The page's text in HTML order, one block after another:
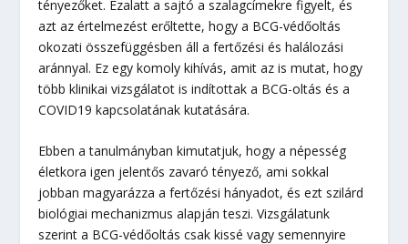
tényezőket. Ezalatt a sajtó a szalagcímekre figyelt, és
azt az értelmezést erőltette, hogy a BCG-védőoltás
okozati összefüggésben áll a fertőzési és halálozási
aránnyal. Ez egy komoly kihívás, amit az is mutat, hogy
több klinikai vizsgálatot is indítottak a BCG-oltás és a
COVID19 kapcsolatának kutatására.
Ebben a tanulmányban kimutatjuk, hogy a népesség
életkora igen jelentős zavaró tényező, ami sokkal
jobban magyarázza a fertőzési hányadot, és ezt szilárd
biológiai mechanizmus alapján teszi. Vizsgálatunk
szerint a BCG-védőoltás csak kissé vagy semennyire